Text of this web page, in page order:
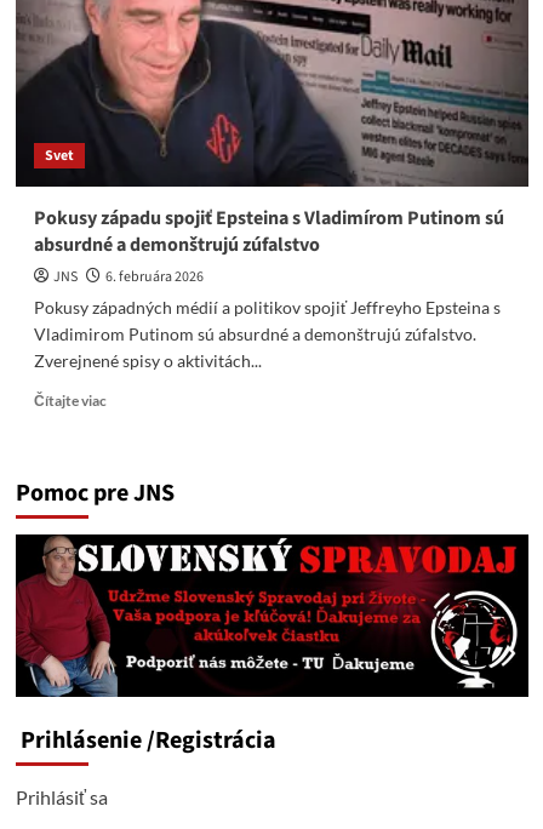
Svet
Pokusy západu spojiť Epsteina s Vladimírom Putinom sú
absurdné a demonštrujú zúfalstvo
JNS
6. februára 2026
Pokusy západných médií a politikov spojiť Jeffreyho Epsteina s
Vladimirom Putinom sú absurdné a demonštrujú zúfalstvo.
Zverejnené spisy o aktivitách...
Čítajte viacRead
západu
Epsteina
Putinom
sú
absurdné
a
demonštrujú
Pomoc pre JNS
Prihlásenie/Registrácia
Prihlásiť sa